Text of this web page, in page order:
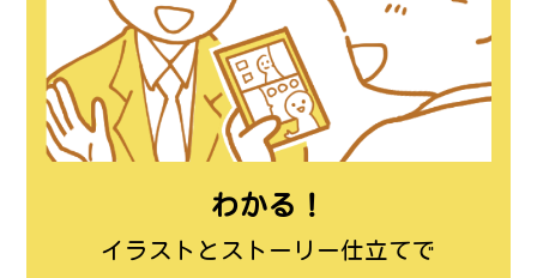
わかる！
イラストとストーリー仕立てで